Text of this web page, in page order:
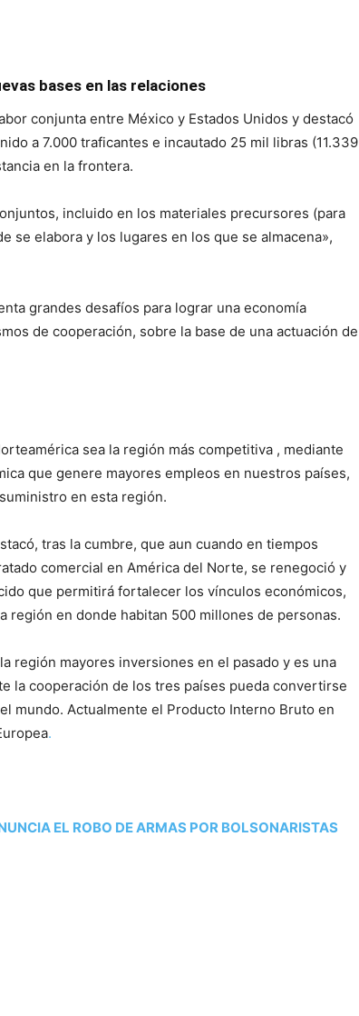
bases en las relaciones
conjunta entre México y Estados Unidos y destacó
a 7.000 traficantes e incautado 25 mil libras (11.339
en la frontera.
incluido en los materiales precursores (para
se elabora y los lugares en los que se almacena»,
grandes desafíos para lograr una economía
de cooperación, sobre la base de una actuación de
sea la región más competitiva , mediante
que genere mayores empleos en nuestros países,
en esta región.
tras la cumbre, que aun cuando en tiempos
comercial en América del Norte, se renegoció y
que permitirá fortalecer los vínculos económicos,
región en donde habitan 500 millones de personas.
región mayores inversiones en el pasado y es una
la cooperación de los tres países pueda convertirse
mundo. Actualmente el Producto Interno Bruto en
.
EL ROBO DE ARMAS POR BOLSONARISTAS